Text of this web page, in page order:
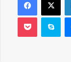
Pocket